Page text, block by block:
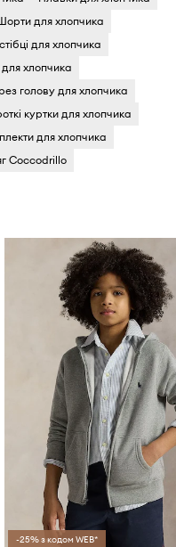
для хлопчика
для хлопчика
для хлопчика
голову для хлопчика
куртки для хлопчика
для хлопчика
Coccodrillo
-25% з кодом WEB*